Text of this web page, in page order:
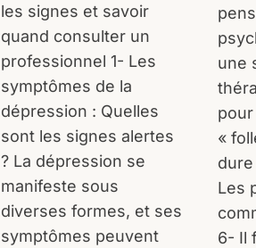
les signes et savoir
quand consulter un
professionnel 1- Les
symptômes de la
dépression : Quelles
sont les signes alertes
? La dépression se
manifeste sous
diverses formes, et ses
symptômes peuvent
une
«
Les
6- Il